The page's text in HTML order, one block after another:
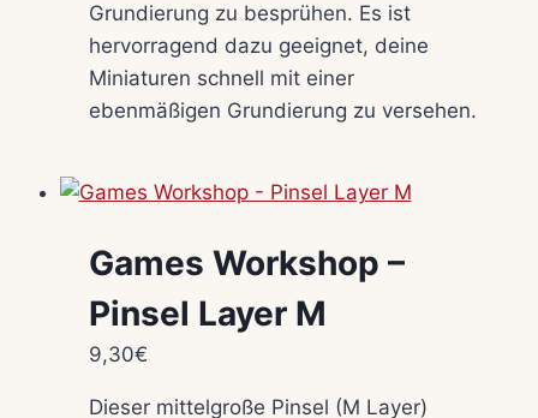
Grundierung zu besprühen. Es ist
hervorragend dazu geeignet, deine
Miniaturen schnell mit einer
ebenmäßigen Grundierung zu versehen.
Games Workshop –
Pinsel Layer M
9,30€
Dieser mittelgroße Pinsel (M Layer)